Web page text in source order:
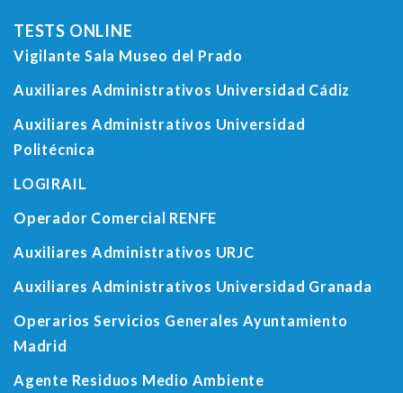
TESTS ONLINE
Vigilante Sala Museo del Prado
Auxiliares Administrativos Universidad Cádiz
Auxiliares Administrativos Universidad
Politécnica
LOGIRAIL
Operador Comercial RENFE
Auxiliares Administrativos URJC
Auxiliares Administrativos Universidad Granada
Operarios Servicios Generales Ayuntamiento
Madrid
Agente Residuos Medio Ambiente